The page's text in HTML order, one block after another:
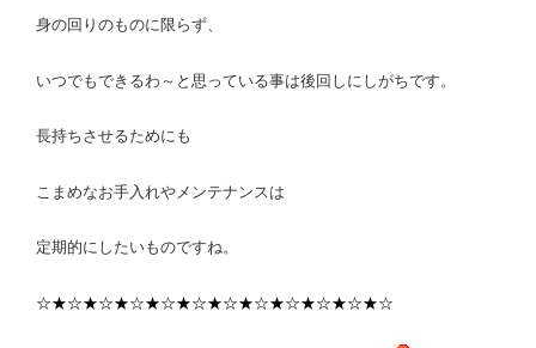
身の回りのものに限らず、
いつでもできるわ～と思っている事は後回しにしがちです。
長持ちさせるためにも
こまめなお手入れやメンテナンスは
定期的にしたいものですね。
☆★☆★☆★☆★☆★☆★☆★☆★☆★☆★☆★☆